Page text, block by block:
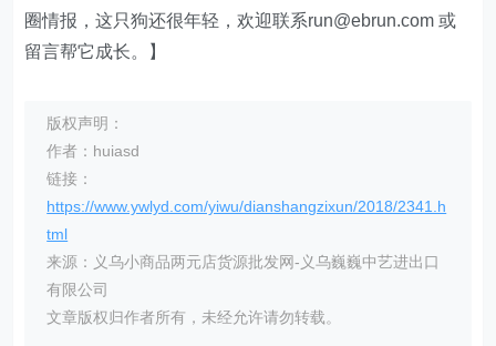
圈情报，这只狗还很年轻，欢迎联系run@ebrun.com 或
留言帮它成长。】
版权声明：
作者：huiasd
链接：
https://www.ywlyd.com/yiwu/dianshangzixun/2018/2341.h
tml
来源：义乌小商品两元店货源批发网-义乌巍巍中艺进出口
有限公司
文章版权归作者所有，未经允许请勿转载。